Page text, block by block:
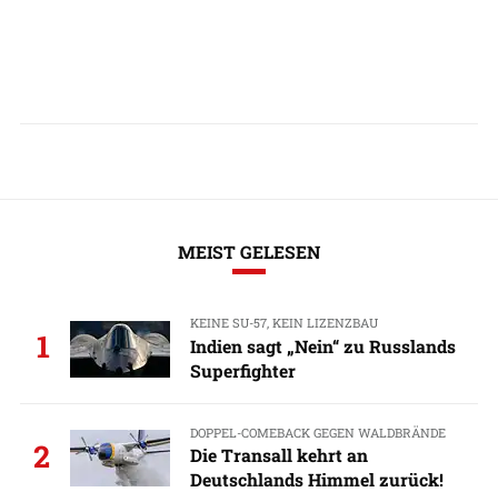
MEIST GELESEN
1
KEINE SU-57, KEIN LIZENZBAU
Indien sagt „Nein“ zu Russlands
Superfighter
2
DOPPEL-COMEBACK GEGEN WALDBRÄNDE
Die Transall kehrt an
Deutschlands Himmel zurück!